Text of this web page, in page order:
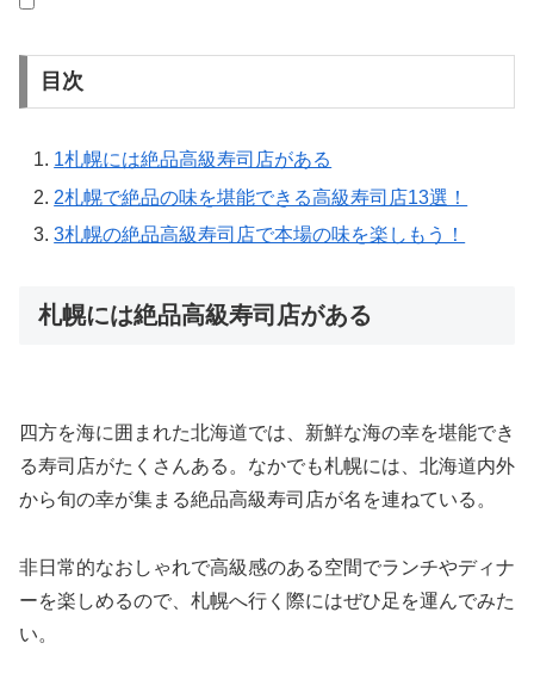
目次
1札幌には絶品高級寿司店がある
2札幌で絶品の味を堪能できる高級寿司店13選！
3札幌の絶品高級寿司店で本場の味を楽しもう！
札幌には絶品高級寿司店がある
四方を海に囲まれた北海道では、新鮮な海の幸を堪能でき
る寿司店がたくさんある。なかでも札幌には、北海道内外
から旬の幸が集まる絶品高級寿司店が名を連ねている。
非日常的なおしゃれで高級感のある空間でランチやディナ
ーを楽しめるので、札幌へ行く際にはぜひ足を運んでみた
い。